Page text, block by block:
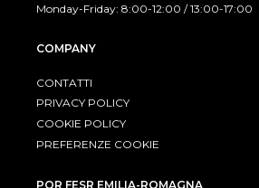
Monday-Friday: 8:00-12:00 / 13:00-17:00
COMPANY
CONTATTI
PRIVACY POLICY
COOKIE POLICY
PREFERENZE COOKIE
POR FESR EMILIA-ROMAGNA